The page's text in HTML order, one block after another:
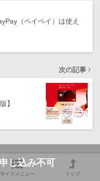
（ペイペイ）は使え
次の記事
】
し込み不可
サイドメニュー トップ